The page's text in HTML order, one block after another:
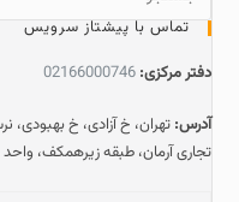
تماس با پیشتاز سرویس
دفتر مرکزی: 02166000746
آدرس:
تجاری آرمان، طبقه زیرهمکف، واحد ۵